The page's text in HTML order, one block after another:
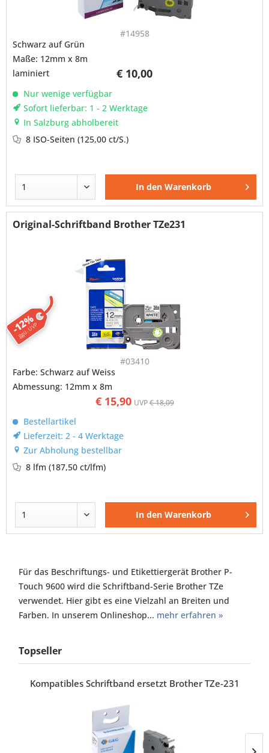
#14958
€ 10,00
Schwarz auf Grün
Maße: 12mm x 8m
laminiert
Nur wenige verfügbar
Sofort lieferbar: 1 - 2 Werktage
In Salzburg abholbereit
8 ISO-Seiten(125,00 ct/S.)
In den Warenkorb
-12%
ggü. UVP
Original-Schriftband Brother TZe231
#03410
€ 15,90 UVP€ 18,09
Farbe: Schwarz auf Weiss
Abmessung: 12mm x 8m
Bestellartikel
Lieferzeit: 2 - 4 Werktage
Zur Abholung bestellbar
8 lfm(187,50 ct/lfm)
In den Warenkorb
Für das Beschriftungs- und Etikettiergerät Brother P-
Touch 9600 wird die Schriftband-Serie Brother TZe
verwendet. Hier gibt es eine Vielzahl an Breiten und
Farben. In unserem Onlineshop... mehr erfahren »
Topseller
Kompatibles Schriftband ersetzt Brother TZe-231